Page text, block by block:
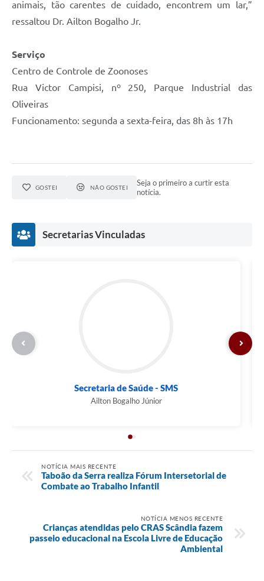
animais, tão carentes de cuidado, encontrem um lar,”
ressaltou Dr. Ailton Bogalho Jr.
Serviço
Centro de Controle de Zoonoses
Rua Victor Campisi, nº 250, Parque Industrial das
Oliveiras
Funcionamento: segunda a sexta-feira, das 8h às 17h
GOSTEI NÃO GOSTEI
Seja o primeiro a curtir esta
notícia.
Secretarias Vinculadas
Secretaria de Saúde - SMS
Ailton Bogalho Júnior
NOTÍCIA MAIS RECENTE
Taboão da Serra realiza Fórum Intersetorial de
Combate ao Trabalho Infantil
NOTÍCIA MENOS RECENTE
Crianças atendidas pelo CRAS Scândia fazem
passeio educacional na Escola Livre de Educação
Ambiental